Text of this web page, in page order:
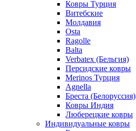
Ковры Турция
Витебские
Молдавия
Osta
Ragolle
Balta
Verbatex (Бельгия)
Персидские ковры
Merinos Турция
Agnella
Бреста (Белоруссия)
Ковры Индия
Люберецкие ковры
Индивидуальные ковры